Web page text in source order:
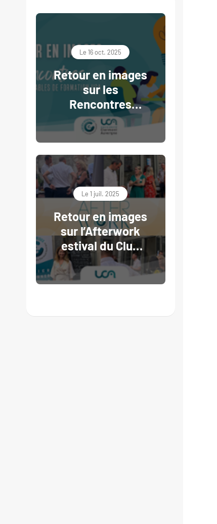
Le 16 oct. 2025
Retour en images
sur les
Rencontres
RH/Responsables
de formation -
Entreprises UCA
Le 1 juil. 2025
Retour en images
sur l’Afterwork
estival du Club
des Entreprises
UCA